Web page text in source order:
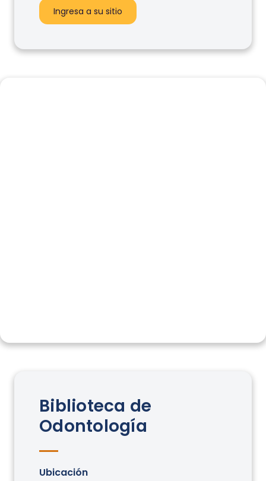
Ingresa a su sitio
Biblioteca de
Odontología
Ubicación